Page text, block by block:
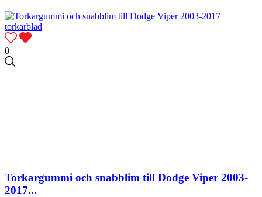
0
Torkargummi och snabblim till Dodge Viper 2003-
2017...